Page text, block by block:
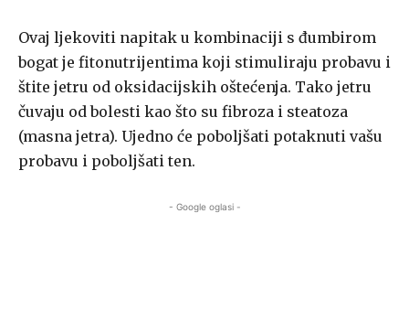
Ovaj ljekoviti napitak u kombinaciji s đumbirom
bogat je fitonutrijentima koji stimuliraju probavu i
štite jetru od oksidacijskih oštećenja. Tako jetru
čuvaju od bolesti kao što su fibroza i steatoza
(masna jetra). Ujedno će poboljšati potaknuti vašu
probavu i poboljšati ten.
- Google oglasi -